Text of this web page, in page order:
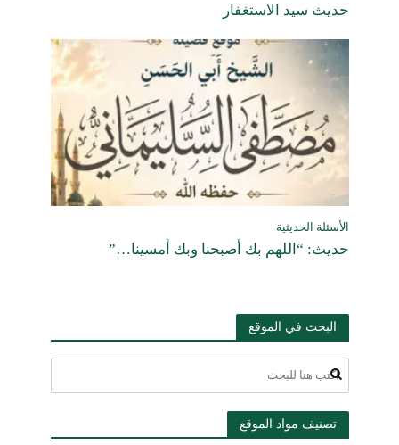
حديث سيد الاستغفار
الأسئلة الحديثية
حديث: “اللهم بك أصبحنا وبك أمسينا…”
البحث في الموقع
تصنيف مواد الموقع